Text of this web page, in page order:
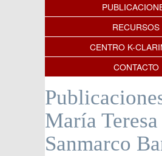
RECURSOS
CENTRO K-
CONTACTO
María Teresa
Sanmarco